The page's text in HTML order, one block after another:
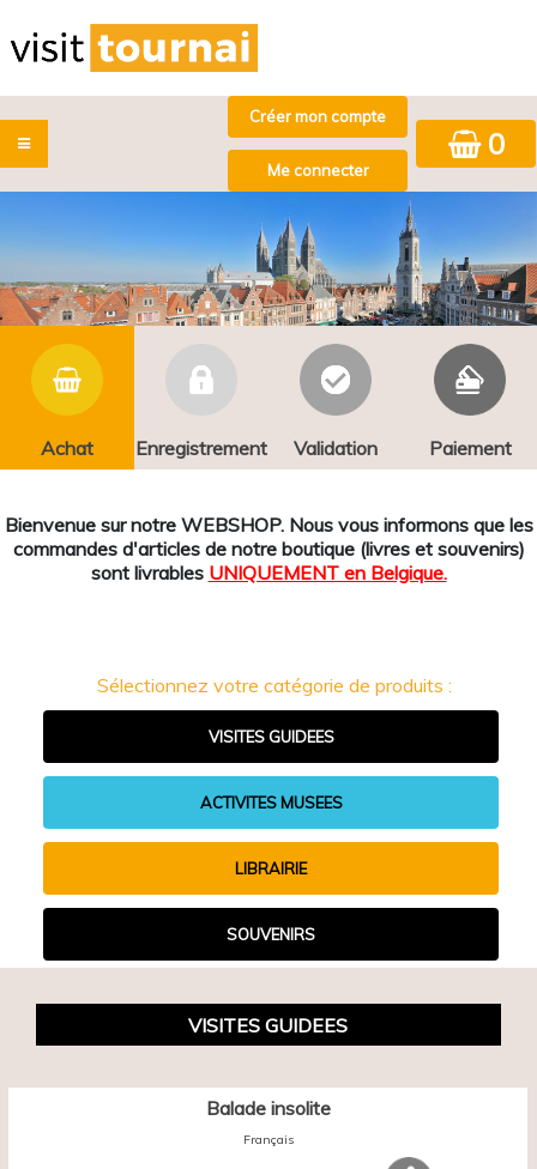
0
Achat Enregistrement Validation Paiement
Bienvenue sur notre WEBSHOP. Nous vous informons que les
commandes d'articles de notre boutique (livres et souvenirs)
sont livrables UNIQUEMENT en Belgique.
Sélectionnez votre catégorie de produits :
VISITES GUIDEES
ACTIVITES MUSEES
LIBRAIRIE
SOUVENIRS
VISITES GUIDEES
Balade insolite
Français